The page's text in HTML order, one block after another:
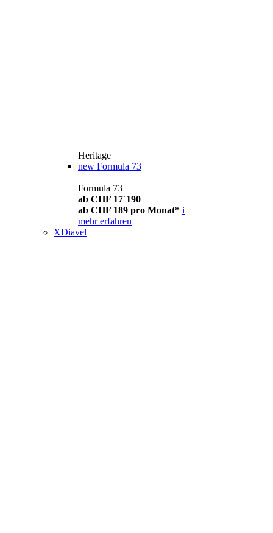
Heritage
new Formula 73
Formula 73
ab CHF 17´190
ab CHF 189 pro Monat* i
mehr erfahren
XDiavel